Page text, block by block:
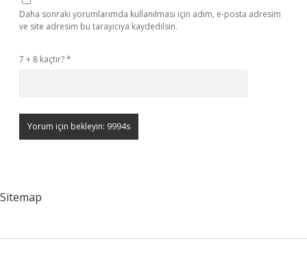
Daha sonraki yorumlarımda kullanılması için adım, e-posta adresim
ve site adresim bu tarayıcıya kaydedilsin.
7 + 8 kaçtır?*
Sitemap